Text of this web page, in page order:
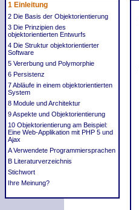
1 Einleitung
2 Die Basis der Objektorientierung
3 Die Prinzipien des
objektorientierten Entwurfs
4 Die Struktur objektorientierter
Software
5 Vererbung und Polymorphie
6 Persistenz
7 Abläufe in einem objektorientierten
System
8 Module und Architektur
9 Aspekte und Objektorientierung
10 Objektorientierung am Beispiel:
Eine Web-Applikation mit PHP 5 und
Ajax
A Verwendete Programmiersprachen
B Literaturverzeichnis
Stichwort
Ihre Meinung?